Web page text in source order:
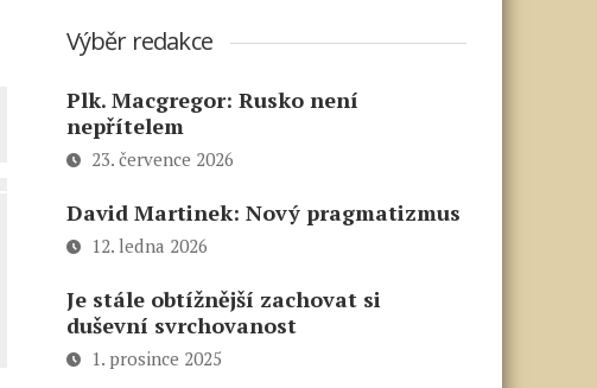
Výběr redakce
Plk. Macgregor: Rusko není
nepřítelem
23. července 2026
David Martinek: Nový pragmatizmus
12. ledna 2026
Je stále obtížnější zachovat si
duševní svrchovanost
1. prosince 2025